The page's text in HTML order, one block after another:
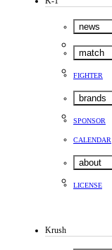
news
match
FIGHTER
brands
SPONSOR
CALENDAR
about
LICENSE
Krush